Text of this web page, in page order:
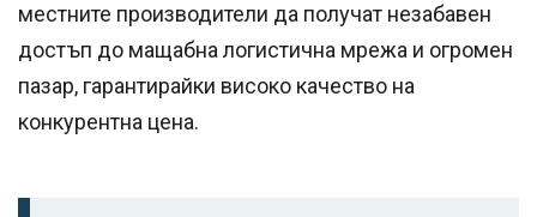
местните производители да получат незабавен
достъп до мащабна логистична мрежа и огромен
пазар, гарантирайки високо качество на
конкурентна цена.